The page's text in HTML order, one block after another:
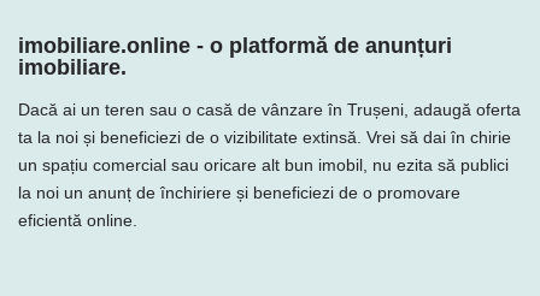
imobiliare.online - o platformă de anunțuri
imobiliare.
Dacă ai un teren sau o casă de vânzare în Trușeni, adaugă oferta
ta la noi și beneficiezi de o vizibilitate extinsă. Vrei să dai în chirie
un spațiu comercial sau oricare alt bun imobil, nu ezita să publici
la noi un anunț de închiriere și beneficiezi de o promovare
eficientă online.